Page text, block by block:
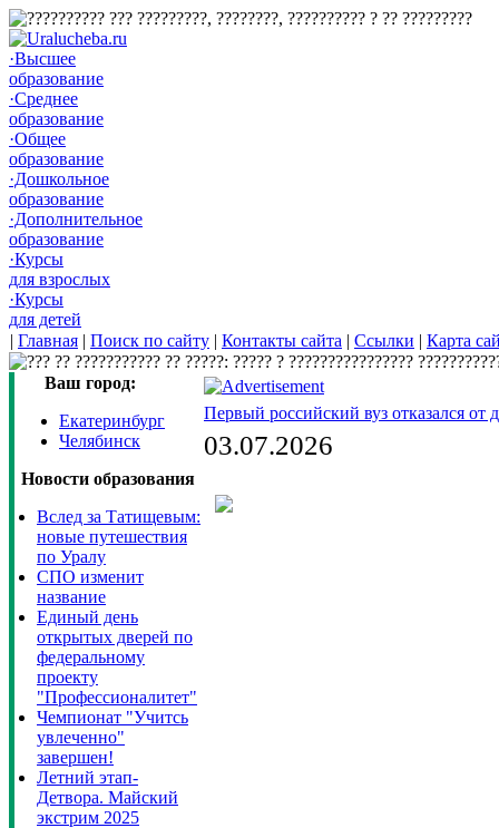
·Высшее
образование
·Среднее
образование
·Общее
образование
·Дошкольное
образование
·Дополнительное
образование
·Курсы
для взрослых
·Курсы
для детей
| Главная | Поиск по сайту | Контакты сайта | Ссылки | Карта
Ваш город:
Екатеринбург
Челябинск
Новости образования
Вслед за Татищевым:
новые путешествия
по Уралу
СПО изменит
название
Единый день
открытых дверей по
федеральному
проекту
"Профессионалитет"
Чемпионат "Учитсь
увлеченно"
завершен!
Летний этап-
Детвора. Майский
экстрим 2025
Первый российский вуз отказался
03.07.2026